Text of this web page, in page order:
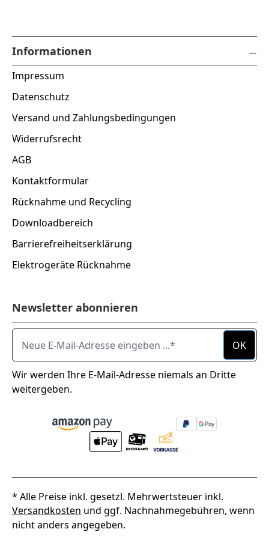
Informationen
Impressum
Datenschutz
Versand und Zahlungsbedingungen
Widerrufsrecht
AGB
Kontaktformular
Rücknahme und Recycling
Downloadbereich
Barrierefreiheitserklärung
Elektrogeräte Rücknahme
Newsletter abonnieren
Neue E-Mail-Adresse eingeben ...
OK
Wir werden Ihre E-Mail-Adresse niemals an Dritte
weitergeben.
* Alle Preise inkl. gesetzl. Mehrwertsteuer inkl.
Versandkosten und ggf. Nachnahmegebühren, wenn
nicht anders angegeben.